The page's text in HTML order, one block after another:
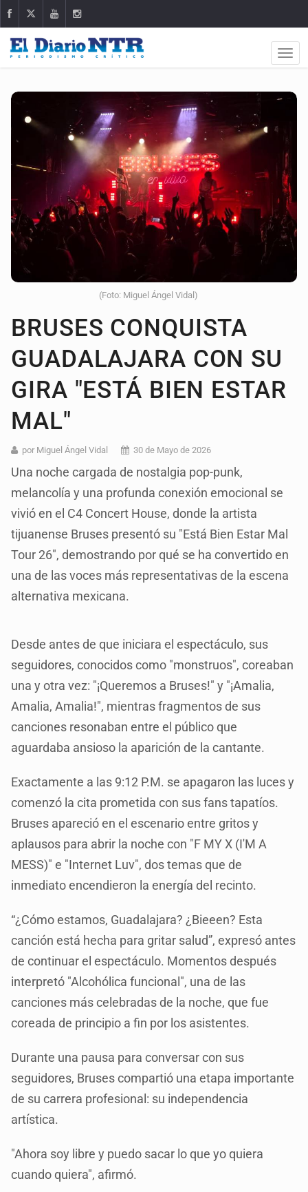
(Foto: Miguel Ángel Vidal)
BRUSES CONQUISTA
GUADALAJARA CON SU
GIRA "ESTÁ BIEN ESTAR
MAL"
por Miguel Ángel Vidal 30 de Mayo de 2026
Una noche cargada de nostalgia pop-punk,
melancolía y una profunda conexión emocional se
vivió en el C4 Concert House, donde la artista
tijuanense Bruses presentó su "Está Bien Estar Mal
Tour 26", demostrando por qué se ha convertido en
una de las voces más representativas de la escena
alternativa mexicana.
Desde antes de que iniciara el espectáculo, sus
seguidores, conocidos como "monstruos", coreaban
una y otra vez: "¡Queremos a Bruses!" y "¡Amalia,
Amalia, Amalia!", mientras fragmentos de sus
canciones resonaban entre el público que
aguardaba ansioso la aparición de la cantante.
Exactamente a las 9:12 P.M. se apagaron las luces y
comenzó la cita prometida con sus fans tapatíos.
Bruses apareció en el escenario entre gritos y
aplausos para abrir la noche con "F MY X (I'M A
MESS)" e "Internet Luv", dos temas que de
inmediato encendieron la energía del recinto.
“¿Cómo estamos, Guadalajara? ¿Bieeen? Esta
canción está hecha para gritar salud”, expresó antes
de continuar el espectáculo. Momentos después
interpretó "Alcohólica funcional", una de las
canciones más celebradas de la noche, que fue
coreada de principio a fin por los asistentes.
Durante una pausa para conversar con sus
seguidores, Bruses compartió una etapa importante
de su carrera profesional: su independencia
artística.
"Ahora soy libre y puedo sacar lo que yo quiera
cuando quiera", afirmó.